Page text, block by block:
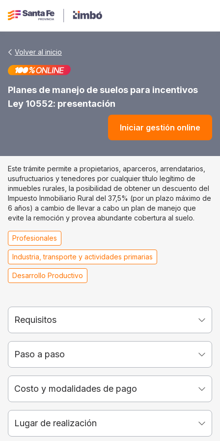
Volver al inicio
Planes de manejo de suelos para incentivos
Ley 10552: presentación
Iniciar gestión online
Este trámite permite a propietarios, aparceros, arrendatarios,
usufructuarios y tenedores por cualquier título legítimo de
inmuebles rurales, la posibilidad de obtener un descuento del
Impuesto Inmobiliario Rural del 37,5% (por un plazo máximo de
6 años) a cambio de llevar a cabo un plan de manejo que
evite la remoción y provea abundante cobertura al suelo.
Profesionales
Industria, transporte y actividades primarias
Desarrollo Productivo
Requisitos
Paso a paso
Costo y modalidades de pago
Lugar de realización